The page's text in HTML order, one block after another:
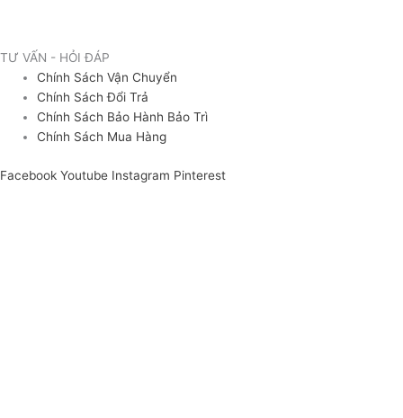
TƯ VẤN - HỎI ĐÁP
Chính Sách Vận Chuyển
Chính Sách Đổi Trả
Chính Sách Bảo Hành Bảo Trì
Chính Sách Mua Hàng
Facebook Youtube Instagram Pinterest